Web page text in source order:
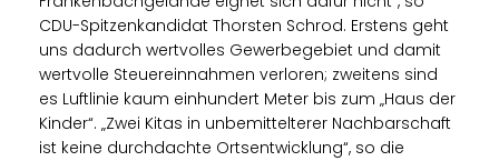
CDU-Spitzenkandidat Thorsten Schrod. Erstens geht
uns dadurch wertvolles Gewerbegebiet und damit
wertvolle Steuereinnahmen verloren; zweitens sind
es Luftlinie kaum einhundert Meter bis zum „Haus der
Kinder“. „Zwei Kitas in unbemittelterer Nachbarschaft
ist keine durchdachte Ortsentwicklung“, so die